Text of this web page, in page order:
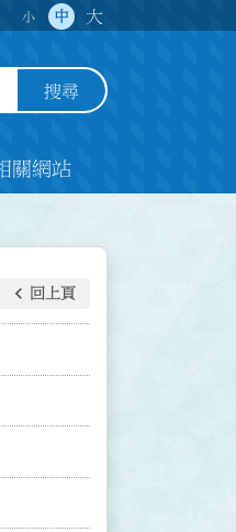
小 中 大
搜尋
關網站
keyboard_arrow_left 回上頁